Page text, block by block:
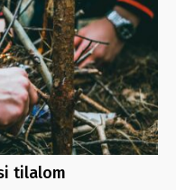
tilalom